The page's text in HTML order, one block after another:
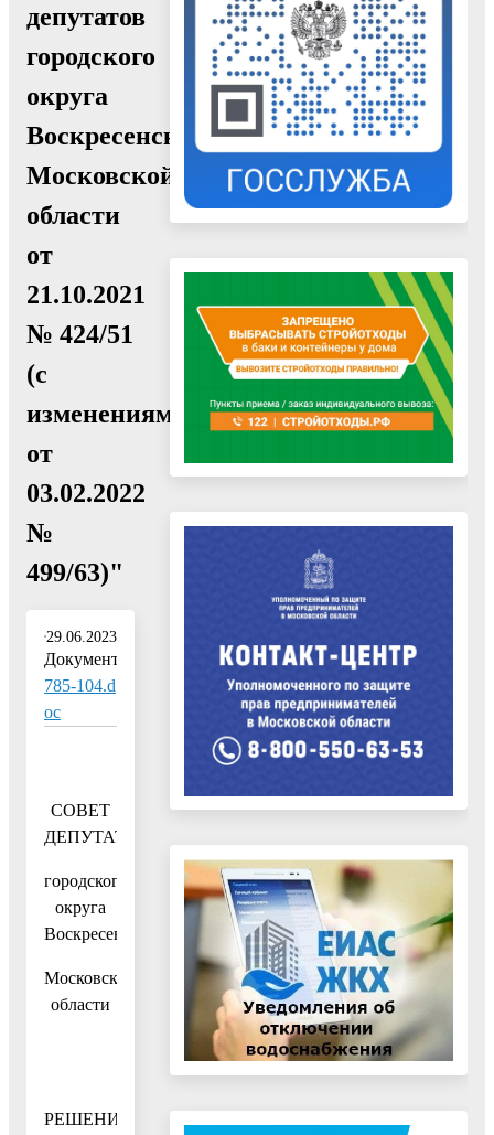
депутатов
городского
округа
Воскресенск
Московской
области
от
21.10.2021
№ 424/51
(с
изменениями
от
03.02.2022
№
499/63)"
29.06.2023
Документ:
785-104.d
oc
СОВЕТ
ДЕПУТАТОВ
городского
округа
Воскресенск
Московской
области
РЕШЕНИЕ